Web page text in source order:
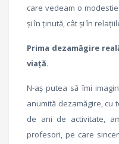
care vedeam o
şi în ţinută, cât şi în
Prima dezamăgire
viaţă.
N-aş putea să îmi
anumită dezamăgire, cu
de ani de activitate,
profesori, pe care